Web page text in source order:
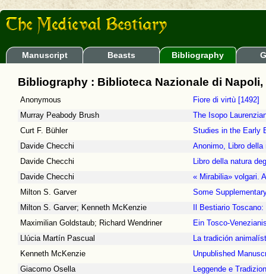
Manuscript Beasts Bibliography
Bibliography : Biblioteca Nazionale di Napoli,
Anonymous
Fiore di virtù [1492]
Murray Peabody Brush
The Isopo
Curt F. Bühler
Studies in the Early
Davide Checchi
Anonimo, Libro della
Davide Checchi
Libro della natura
Davide Checchi
« Mirabilia» volgari.
Milton S. Garver
Some
Milton S. Garver; Kenneth McKenzie
Il Bestiario
Maximilian Goldstaub; Richard Wendriner
Ein Tosco-
Llúcia Martín Pascual
La tradición
Kenneth McKenzie
Unpublished
Giacomo Osella
Leggende e